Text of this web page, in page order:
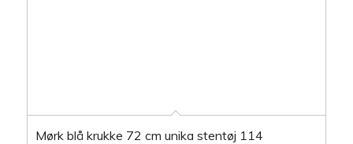
Mørk blå krukke 72 cm unika stentøj 114